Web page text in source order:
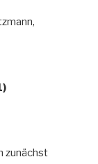
zunächst